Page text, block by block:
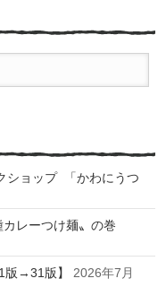
ショップ 「かわにうつ
カレーつけ麺〟の巻
→31版】
2026年7月